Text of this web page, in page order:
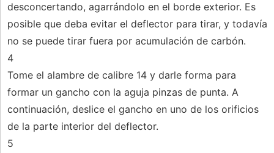
desconcertando, agarrándolo en el borde exterior. Es
posible que deba evitar el deflector para tirar, y todavía
no se puede tirar fuera por acumulación de carbón.
4
Tome el alambre de calibre 14 y darle forma para
formar un gancho con la aguja pinzas de punta. A
continuación, deslice el gancho en uno de los orificios
de la parte interior del deflector.
5